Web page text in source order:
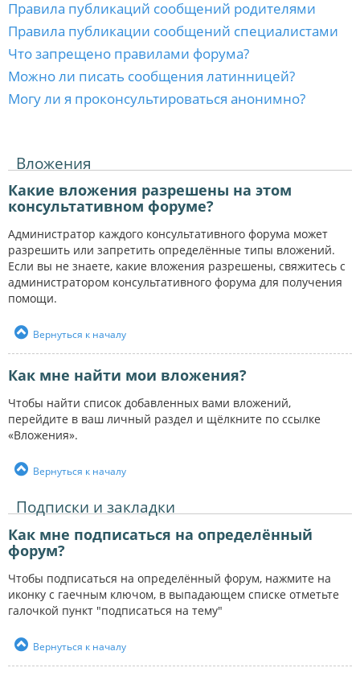
Правила публикаций сообщений родителями
Правила публикации сообщений специалистами
Что запрещено правилами форума?
Можно ли писать сообщения латинницей?
Могу ли я проконсультироваться анонимно?
Вложения
Какие вложения разрешены на этом
консультативном форуме?
Администратор каждого консультативного форума может
разрешить или запретить определённые типы вложений.
Если вы не знаете, какие вложения разрешены, свяжитесь с
администратором консультативного форума для получения
помощи.
Вернуться к началу
Как мне найти мои вложения?
Чтобы найти список добавленных вами вложений,
перейдите в ваш личный раздел и щёлкните по ссылке
«Вложения».
Вернуться к началу
Подписки и закладки
Как мне подписаться на определённый
форум?
Чтобы подписаться на определённый форум, нажмите на
иконку с гаечным ключом, в выпадающем списке отметьте
галочкой пункт "подписаться на тему"
Вернуться к началу